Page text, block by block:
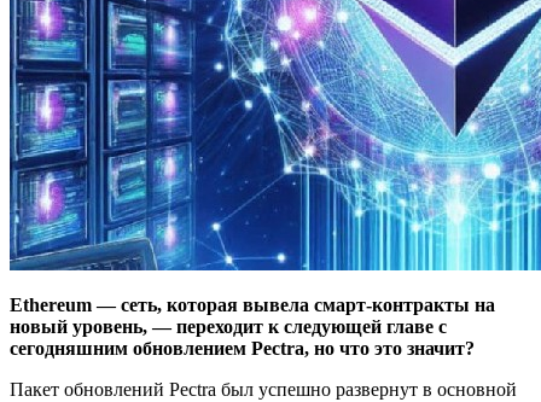
Ethereum — сеть, которая вывела смарт-контракты на
новый уровень, — переходит к следующей главе с
сегодняшним обновлением Pectra, но что это значит?
Пакет обновлений Pectra был успешно развернут в основной